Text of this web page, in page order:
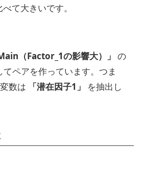
て大きいです。
（Factor_1の影響大）」 の
ペアを作っています。つま
数は
「潜在因子1」
を抽出し